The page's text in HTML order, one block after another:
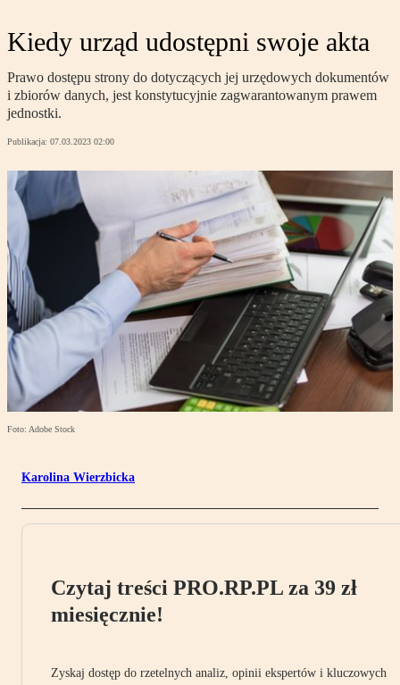
Kiedy urząd udostępni swoje akta
Prawo dostępu strony do dotyczących jej urzędowych dokumentów
i zbiorów danych, jest konstytucyjnie zagwarantowanym prawem
jednostki.
Publikacja: 07.03.2023 02:00
Foto: Adobe Stock
Karolina Wierzbicka
Czytaj treści PRO.RP.PL za 39 zł
miesięcznie!
Zyskaj dostęp do rzetelnych analiz, opinii ekspertów i kluczowych